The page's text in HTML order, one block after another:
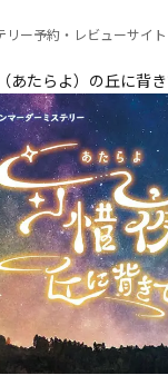
リー予約・レビューサイト
あたらよ）の丘に背